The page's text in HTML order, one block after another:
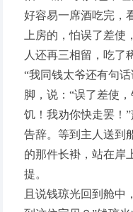
好容易一席酒吃完，
上房的，怕误了差
人还再三相留，吃了
“我同钱太爷还有句
脚，说：“误了差使
饥！我劝你快走罢！
告辞。等到主人送到
的那件长褂，站在岸
提。
且说钱琼光回到舱中